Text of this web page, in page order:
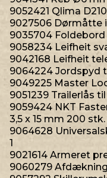
9052421 Qlima
9027506 Dørmåtte
9035704 Foldebord
9058234 Leifheit
9042168 Leifheit
9064224 Jordspyd
9049225 Master
9051239 Trailerlås
9059424 NKT
3,5 x 15 mm 200 stk.
9064628
1
9021614 Armeret
9060279